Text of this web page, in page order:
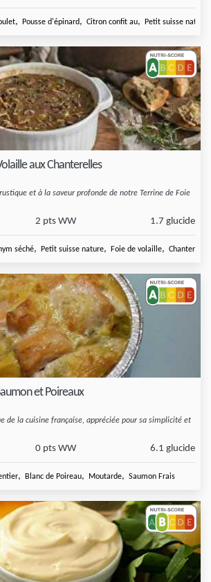
, Pousse d'épinard, Citron confit au, Petit suisse nature
aux Chanterelles
et à la saveur profonde de notre Terrine de Foie
2 pts WW 1.7 glucide
séché, Petit suisse nature, Foie de volaille, Chanterelles
et Poireaux
de la cuisine française, appréciée pour sa simplicité et
0 pts WW 6.1 glucide
, Blanc de Poireau, Moutarde, Saumon Frais